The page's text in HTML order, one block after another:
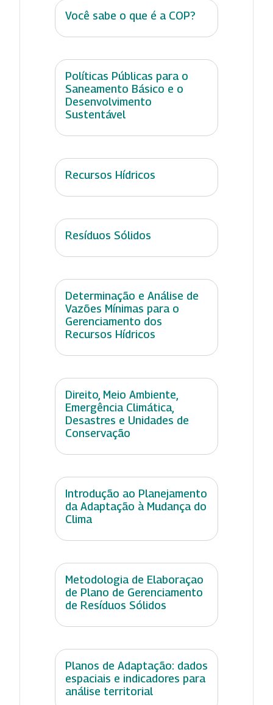
Você sabe o que é a COP?
Políticas Públicas para o
Saneamento Básico e o
Desenvolvimento
Sustentável
Recursos Hídricos
Resíduos Sólidos
Determinação e Análise de
Vazões Mínimas para o
Gerenciamento dos
Recursos Hídricos
Direito, Meio Ambiente,
Emergência Climática,
Desastres e Unidades de
Conservação
Introdução ao Planejamento
da Adaptação à Mudança do
Clima
Metodologia de Elaboraçao
de Plano de Gerenciamento
de Resíduos Sólidos
Planos de Adaptação: dados
espaciais e indicadores para
análise territorial